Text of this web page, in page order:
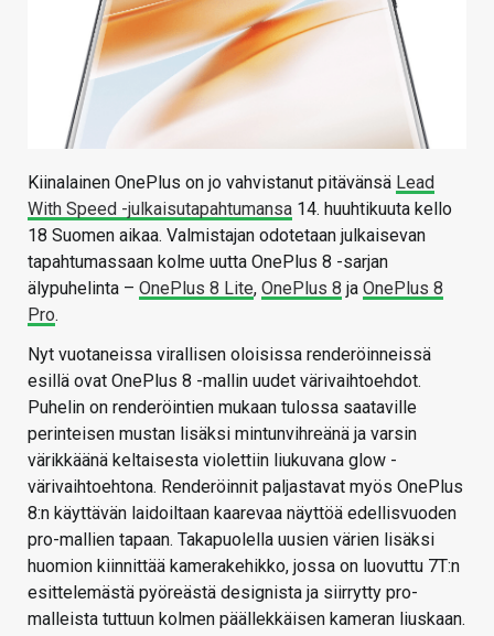
Kiinalainen OnePlus on jo vahvistanut pitävänsä Lead
With Speed -julkaisutapahtumansa 14. huuhtikuuta kello
18 Suomen aikaa. Valmistajan odotetaan julkaisevan
tapahtumassaan kolme uutta OnePlus 8 -sarjan
älypuhelinta – OnePlus 8 Lite, OnePlus 8 ja OnePlus 8
Pro.
Nyt vuotaneissa virallisen oloisissa renderöinneissä
esillä ovat OnePlus 8 -mallin uudet värivaihtoehdot.
Puhelin on renderöintien mukaan tulossa saataville
perinteisen mustan lisäksi mintunvihreänä ja varsin
värikkäänä keltaisesta violettiin liukuvana glow -
värivaihtoehtona. Renderöinnit paljastavat myös OnePlus
8:n käyttävän laidoiltaan kaarevaa näyttöä edellisvuoden
pro-mallien tapaan. Takapuolella uusien värien lisäksi
huomion kiinnittää kamerakehikko, jossa on luovuttu 7T:n
esittelemästä pyöreästä designista ja siirrytty pro-
malleista tuttuun kolmen päällekkäisen kameran liuskaan.